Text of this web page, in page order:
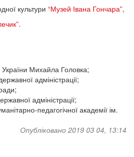
культури “Музей Івана Гончара”,
.
Михайла Головка;
адміністрації;
адміністрації;
педагогічної академії ім.
Опубліковано 2019 03 04, 13:14